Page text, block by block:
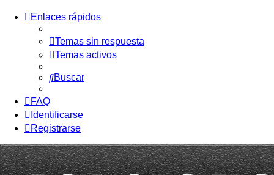
Enlaces rápidos
Temas sin respuesta
Temas activos
Buscar
FAQ
Identificarse
Registrarse